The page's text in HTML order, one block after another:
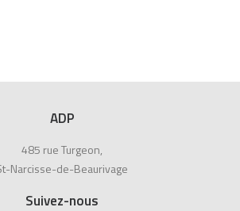
ADP
485 rue Turgeon,
Narcisse-de-Beaurivage
Suivez-nous